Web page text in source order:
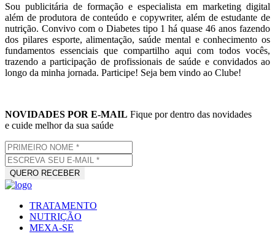
Sou publicitária de formação e especialista em marketing digital
além de produtora de conteúdo e copywriter, além de estudante de
nutrição. Convivo com o Diabetes tipo 1 há quase 46 anos fazendo
dos pilares esporte, alimentação, saúde mental e conhecimento os
fundamentos essenciais que compartilho aqui com todos vocês,
trazendo a participação de profissionais de saúde e convidados ao
longo da minha jornada. Participe! Seja bem vindo ao Clube!
NOVIDADES POR E-MAIL Fique por dentro das novidades
e cuide melhor da sua saúde
TRATAMENTO
NUTRIÇÃO
MEXA-SE